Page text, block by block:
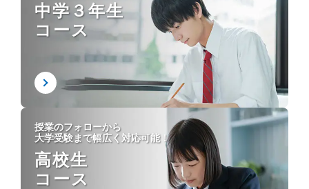
中学３年生
コース
授業のフォローから
大学受験まで幅広く対応可能！
高校生
コース